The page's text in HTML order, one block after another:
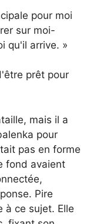
pour moi
sur moi-
qu'il arrive. »
prêt pour
mais il a
pour
pas en forme
fond avaient
Pire
à ce sujet. Elle